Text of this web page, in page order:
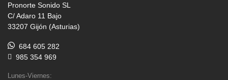
Pronorte Sonido SL
C/ Adaro 11 Bajo
33207 Gijón (Asturias)
684 605 282
985 354 969
Lunes-Viernes: